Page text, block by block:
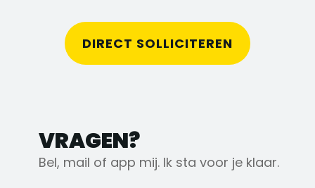
DIRECT SOLLICITEREN
VRAGEN?
Bel, mail of app mij. Ik sta voor je klaar.